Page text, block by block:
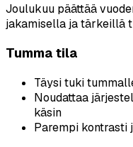
Joulukuu päättää
jakamisella ja tärkeillä
Tumma tila
Täysi tuki
Noudattaa
käsin
Parempi kontrasti